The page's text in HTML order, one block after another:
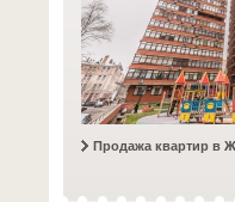
Продажа квартир в